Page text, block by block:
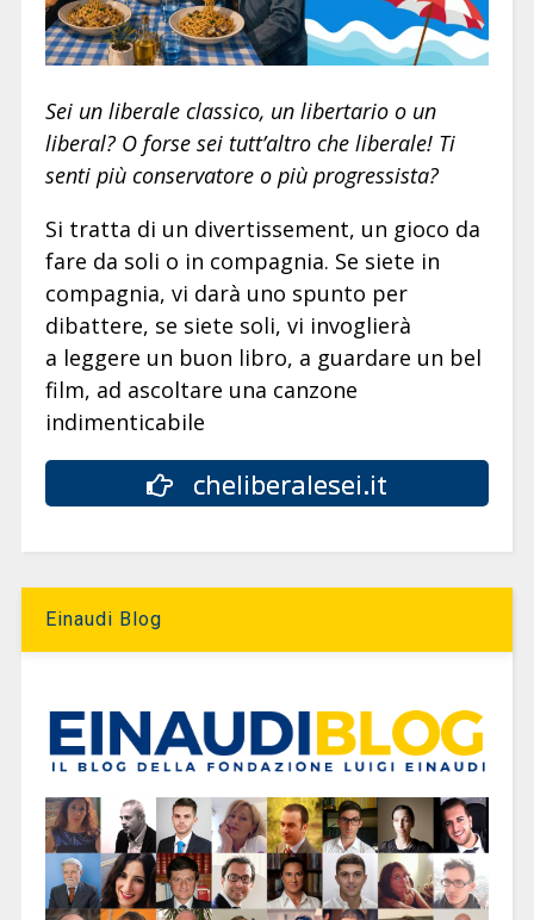
Sei un liberale classico, un libertario o un
liberal? O forse sei tutt’altro che liberale! Ti
senti più conservatore o più progressista?
Si tratta di un divertissement, un gioco da
fare da soli o in compagnia. Se siete in
compagnia, vi darà uno spunto per
dibattere, se siete soli, vi invoglierà
a leggere un buon libro, a guardare un bel
film, ad ascoltare una canzone
indimenticabile
cheliberalesei.it
Einaudi Blog